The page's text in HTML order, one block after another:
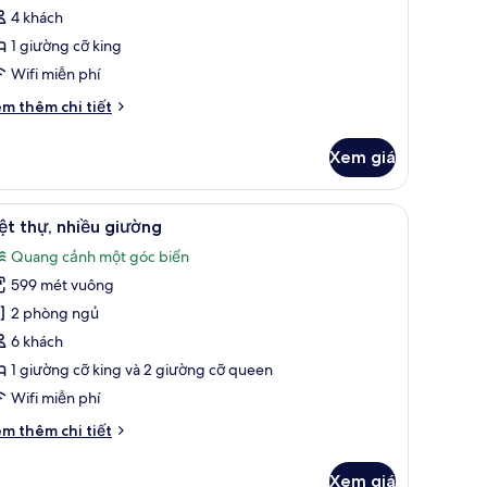
4 khách
1 giường cỡ king
Wifi miễn phí
thêm chi tiết
Xem giá
10 thự, nhiều giường
Quang cảnh một góc biển
599 mét vuông
2 phòng ngủ
6 khách
1 giường cỡ king và 2 giường cỡ queen
Wifi miễn phí
thêm chi tiết
Xem giá